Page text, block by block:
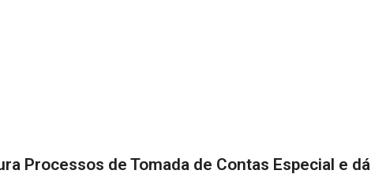
Processos de Tomada de Contas Especial e dá